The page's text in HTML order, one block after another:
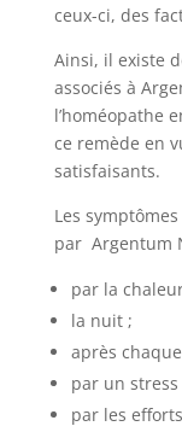
ceux-ci, des
Ainsi, il existe
associés à
l’homéopathe
ce remède en
satisfaisants.
Les
par Argentum
par la
la nuit ;
après
par un
par les